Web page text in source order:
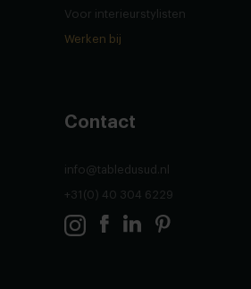
Voor interieurstylisten
Werken bij
Contact
info@tabledusud.nl
+31(0) 40 304 6229